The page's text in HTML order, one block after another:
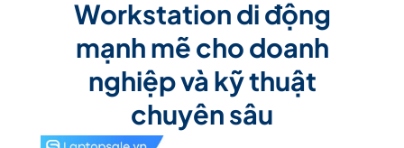
Workstation di động
mạnh mẽ cho doanh
nghiệp và kỹ thuật
chuyên sâu